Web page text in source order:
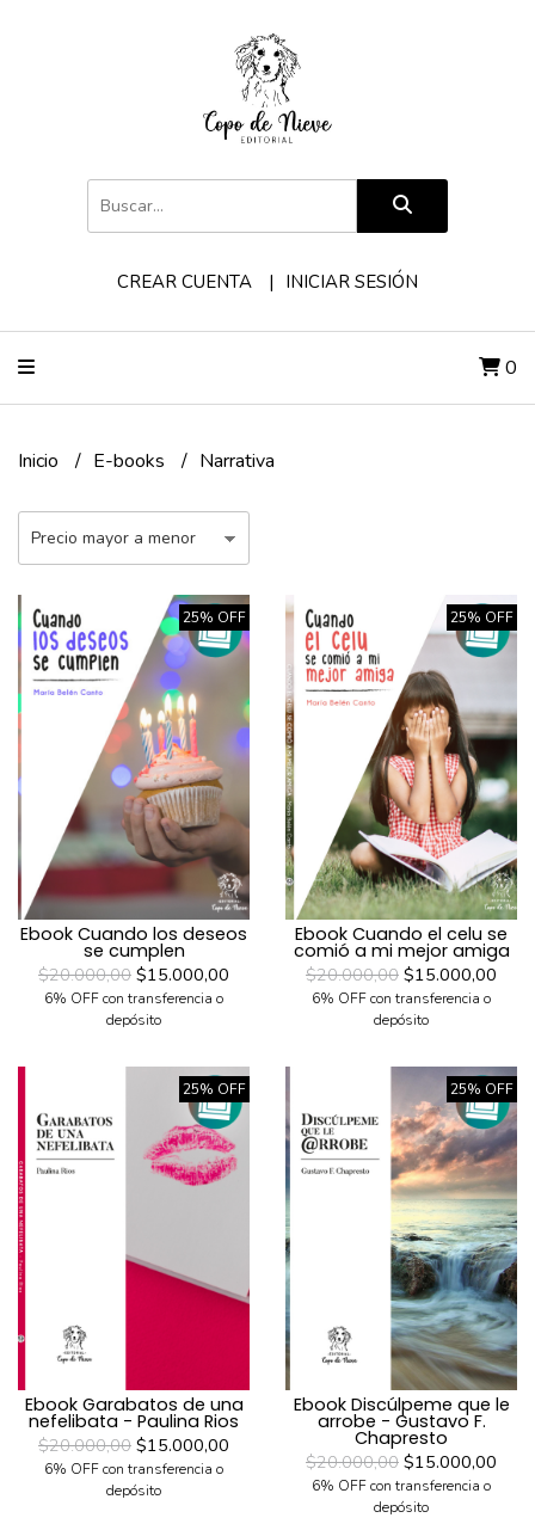
CREAR CUENTA INICIAR SESIÓN
0
Inicio E-books Narrativa
25% OFF
Ebook Cuando los deseos
se cumplen
$20.000,00 $15.000,00
6% OFF con transferencia o
depósito
25% OFF
Ebook Cuando el celu se
comió a mi mejor amiga
$20.000,00 $15.000,00
6% OFF con transferencia o
depósito
25% OFF
Ebook Garabatos de una
nefelibata - Paulina Rios
$20.000,00 $15.000,00
6% OFF con transferencia o
depósito
25% OFF
Ebook Discúlpeme que le
arrobe - Gustavo F.
Chapresto
$20.000,00 $15.000,00
6% OFF con transferencia o
depósito